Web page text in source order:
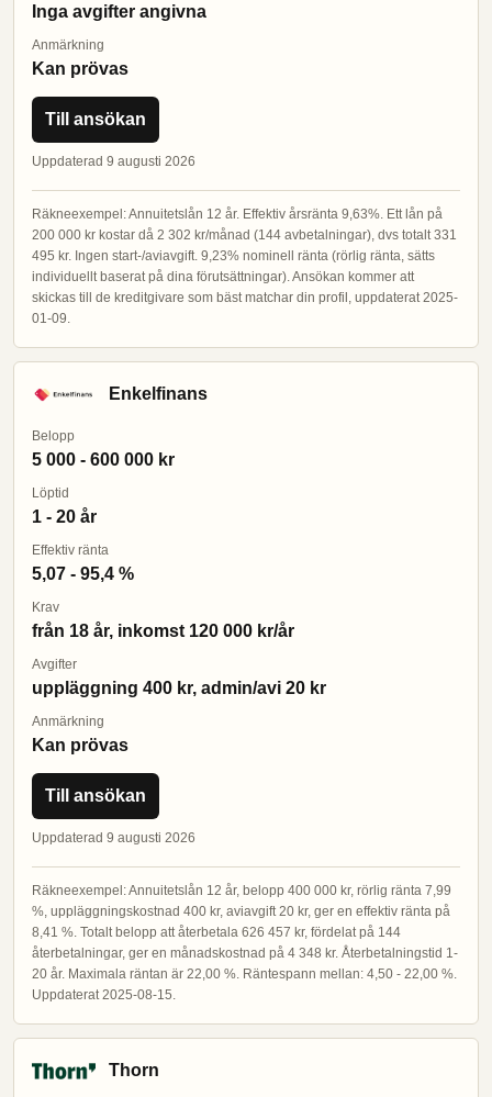
Inga avgifter angivna
Anmärkning
Kan prövas
Till ansökan
Uppdaterad 9 augusti 2026
Räkneexempel: Annuitetslån 12 år. Effektiv årsränta 9,63%. Ett lån på
200 000 kr kostar då 2 302 kr/månad (144 avbetalningar), dvs totalt 331
495 kr. Ingen start-/aviavgift. 9,23% nominell ränta (rörlig ränta, sätts
individuellt baserat på dina förutsättningar). Ansökan kommer att
skickas till de kreditgivare som bäst matchar din profil, uppdaterat 2025-
01-09.
Enkelfinans
Belopp
5 000 - 600 000 kr
Löptid
1 - 20 år
Effektiv ränta
5,07 - 95,4 %
Krav
från 18 år, inkomst 120 000 kr/år
Avgifter
uppläggning 400 kr, admin/avi 20 kr
Anmärkning
Kan prövas
Till ansökan
Uppdaterad 9 augusti 2026
Räkneexempel: Annuitetslån 12 år, belopp 400 000 kr, rörlig ränta 7,99
%, uppläggningskostnad 400 kr, aviavgift 20 kr, ger en effektiv ränta på
8,41 %. Totalt belopp att återbetala 626 457 kr, fördelat på 144
återbetalningar, ger en månadskostnad på 4 348 kr. Återbetalningstid 1-
20 år. Maximala räntan är 22,00 %. Räntespann mellan: 4,50 - 22,00 %.
Uppdaterat 2025-08-15.
Thorn